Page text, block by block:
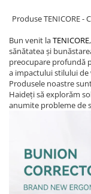
Produse TENICORE
Bun venit laTENICORE
sănătatea și
preocupare profundă
a impactului stilului
Produsele noastre
Haideți să explorăm
anumite probleme de